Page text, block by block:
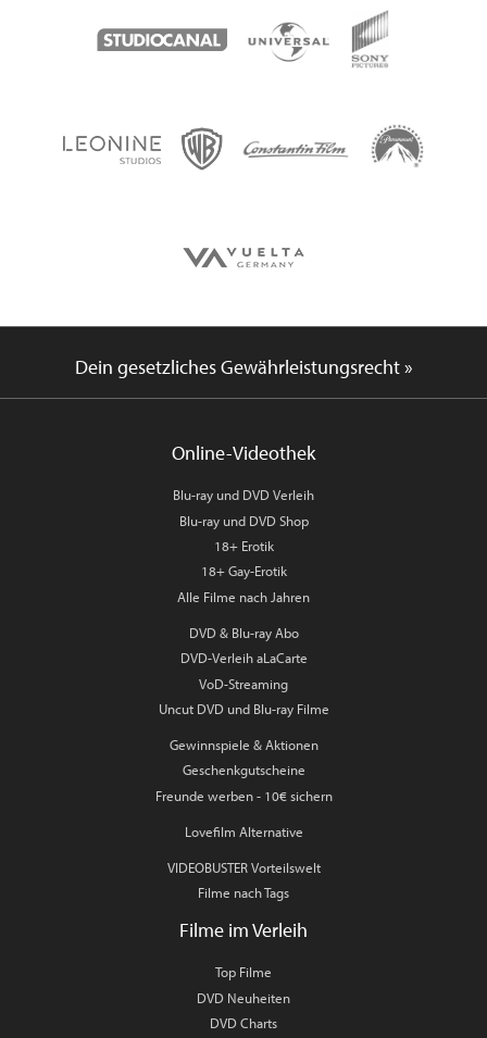
Dein gesetzliches Gewährleistungsrecht »
Online-Videothek
Blu-ray und DVD Verleih
Blu-ray und DVD Shop
18+ Erotik
18+ Gay-Erotik
Alle Filme nach Jahren
DVD & Blu-ray Abo
DVD-Verleih aLaCarte
VoD-Streaming
Uncut DVD und Blu-ray Filme
Gewinnspiele & Aktionen
Geschenkgutscheine
Freunde werben - 10€ sichern
Lovefilm Alternative
VIDEOBUSTER Vorteilswelt
Filme nach Tags
Filme im Verleih
Top Filme
DVD Neuheiten
DVD Charts